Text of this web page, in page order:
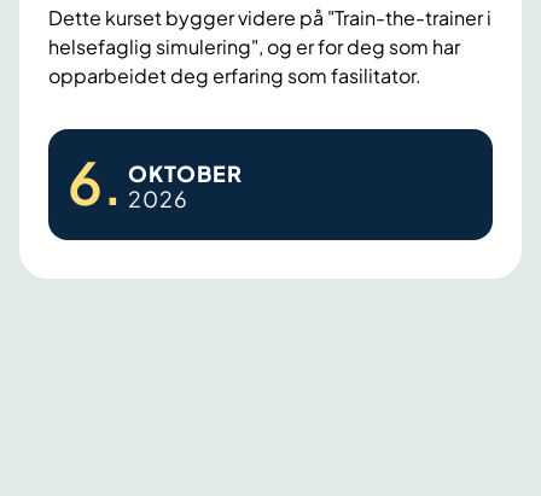
ø
t
e
o
e
l
Dette kurset bygger videre på "Train-the-trainer i
helsefaglig simulering", og er for deg som har
opparbeidet deg erfaring som fasilitator.
B
a
n
6. OKTOBER
2026